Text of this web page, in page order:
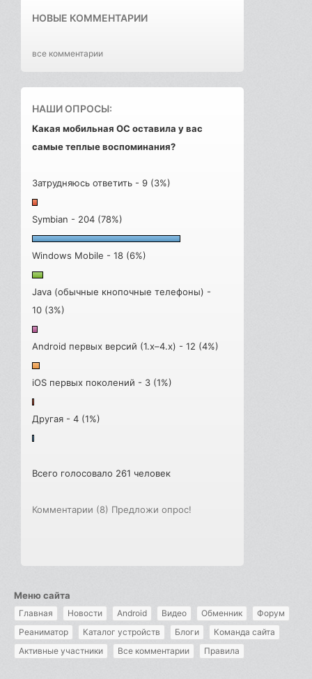
НОВЫЕ КОММЕНТАРИИ
все комментарии
НАШИ ОПРОСЫ:
Какая мобильная ОС оставила у вас
самые теплые воспоминания?
Затрудняюсь ответить - 9 (3%)
Symbian - 204 (78%)
Windows Mobile - 18 (6%)
Java (обычные кнопочные телефоны) -
10 (3%)
Android первых версий (1.x–4.x) - 12 (4%)
iOS первых поколений - 3 (1%)
Другая - 4 (1%)
Всего голосовало 261 человек
Комментарии (8) Предложи опрос!
Меню сайта
Главная Новости Android Видео Обменник
Форум
Реаниматор
Каталог устройств Блоги
Команда сайта
Активные участники
Все комментарии Правила